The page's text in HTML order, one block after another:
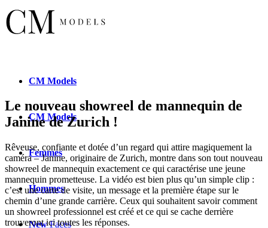
CM Models
CM Models
Femmes
Hommes
NewFaces
Le nouveau showreel de mannequin de
Janine de Zurich !
Rêveuse, confiante et dotée d’un regard qui attire magiquement la
caméra – Janine, originaire de Zurich, montre dans son tout nouveau
showreel de mannequin exactement ce qui caractérise une jeune
mannequin prometteuse. La vidéo est bien plus qu’un simple clip :
c’est une carte de visite, un message et la première étape sur le
chemin d’une grande carrière. Ceux qui souhaitent savoir comment
un showreel professionnel est créé et ce qui se cache derrière
trouveront ici toutes les réponses.